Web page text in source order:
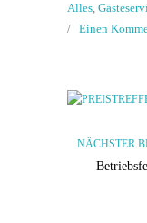
Alles,
/ Einen
NÄCHSTER